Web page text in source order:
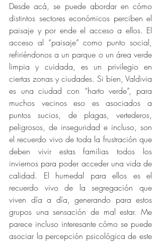
Desde acá, se puede abordar en cómo
distintos sectores económicos perciben el
paisaje y por ende el acceso a ellos. El
acceso al “paisaje” como punto social,
refiriéndonos a un parque o un área verde
limpia y cuidada, es un privilegio en
ciertas zonas y ciudades. Si bien, Valdivia
es una ciudad con “harto verde”, para
muchos vecinos eso es asociados a
puntos sucios, de plagas, vertederos,
peligrosos, de inseguridad e incluso, son
el recuerdo vivo de toda la frustración que
deben vivir estas familias todos los
inviernos para poder acceder una vida de
calidad. El humedal para ellos es el
recuerdo vivo de la segregación que
viven día a día, generando para estos
grupos una sensación de mal estar. Me
parece incluso interesante cómo se puede
asociar la percepción psicológica de este